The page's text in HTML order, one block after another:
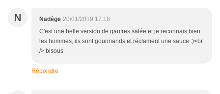
N Nadège 20/01/2019 17:18
C'est une belle version de gaufres salée et je reconnais bien
les hommes, ils sont gourmands et réclament une sauce :)<br
/> bisous
Répondre